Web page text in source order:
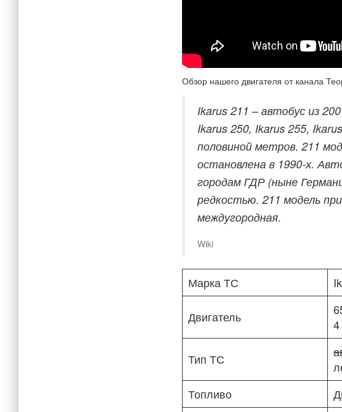
Обзор нашего двигателя от канала
Ikarus 211 – автобус из
Ikarus 250, Ikarus 255,
половиной метров. 211
остановлена в 1990-х.
городам ГДР (ныне
редкостью. 211 модель
междугородная.
Wiki
Марка ТС
Двигатель
Тип ТС
Топливо